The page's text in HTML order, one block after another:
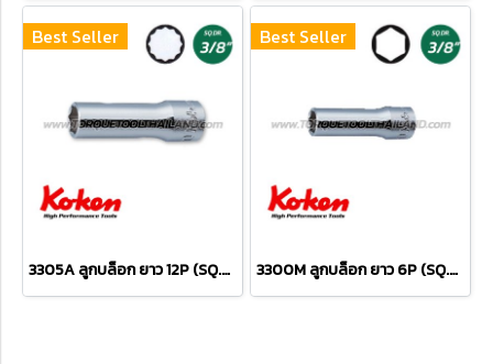
Best Seller
3305A ลูกบล็อก ยาว 12P (SQ.DR.3/8") Deep Sockets
Best Seller
3300M ลูกบล็อก ยาว 6P (SQ.DR.3/8") Deep Sockets